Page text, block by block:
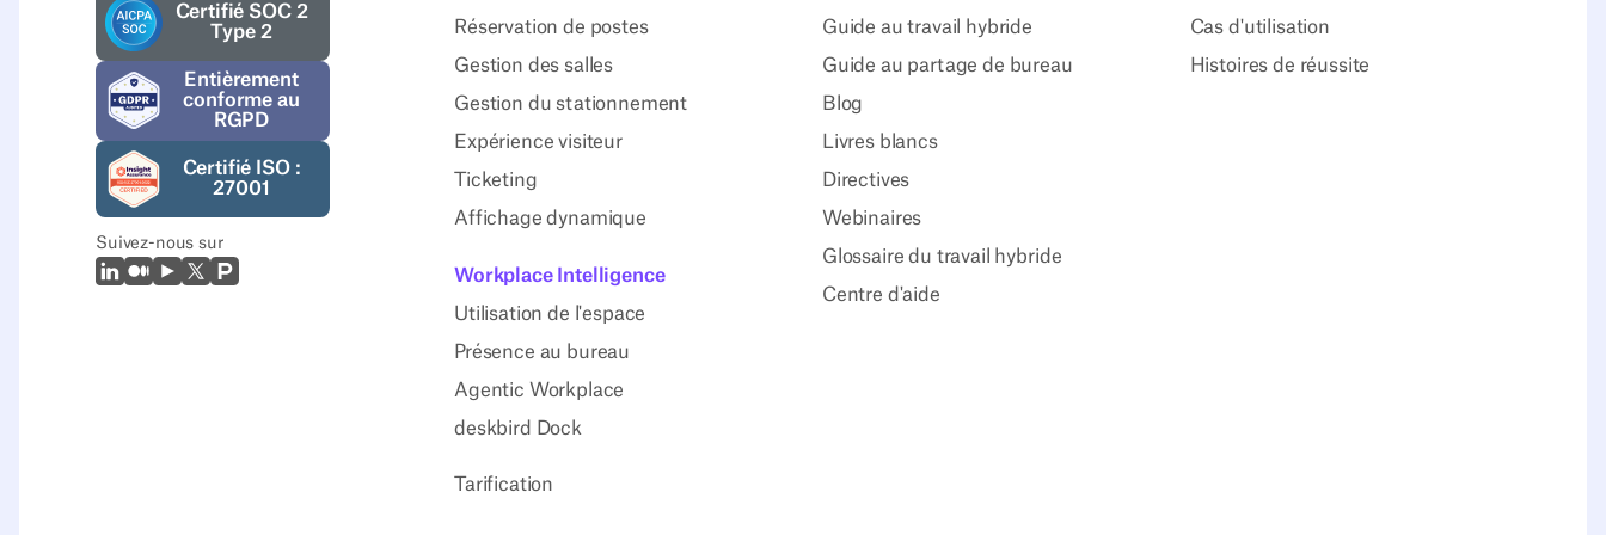
Certifié SOC 2
Type 2
Entièrement
conforme au
RGPD
Certifié ISO :
27001
Suivez-nous sur
LinkedIn
MoyenYoutube
X (Twitter)
Prodcut Hunt
Réservation de postes
Gestion des salles
Gestion du stationnement
Expérience visiteur
Ticketing
Affichage dynamique
Workplace Intelligence
Utilisation de l'espace
Présence au bureau
Agentic Workplace
deskbird Dock
Tarification
Guide au travail hybride
Guide au partage de bureau
Blog
Livres blancs
Directives
Webinaires
Glossaire du travail hybride
Centre d'aide
Cas d'utilisation
Histoires de réussite